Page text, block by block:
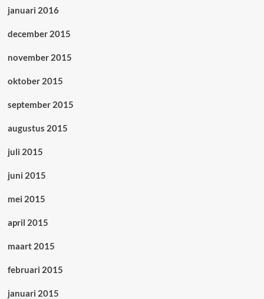
januari 2016
december 2015
november 2015
oktober 2015
september 2015
augustus 2015
juli 2015
juni 2015
mei 2015
april 2015
maart 2015
februari 2015
januari 2015